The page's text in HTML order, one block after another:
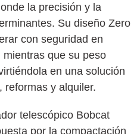
la precisión y la
Su diseño Zero
con seguridad en
que su peso
en una solución
reformas y alquiler.
telescópico Bobcat
por la compactación